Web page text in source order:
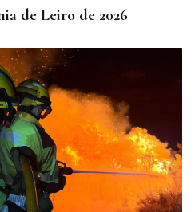
de Leiro de 2026